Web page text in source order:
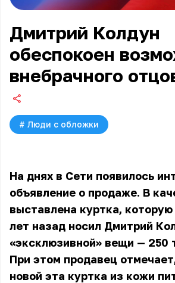
Дмитрий Колдун
обеспокоен
внебрачного
# Люди с обложки
На днях в Сети появилось
объявление о продаже. В
выставлена куртка,
лет назад носил Дмитрий
«эксклюзивной» вещи — 250
При этом продавец
новой эта куртка из кожи